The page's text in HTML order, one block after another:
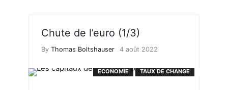
Chute de l’euro (1/3)
By Thomas Boltshauser 4 août 2022
ECONOMIE TAUX DE CHANGE